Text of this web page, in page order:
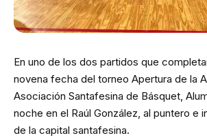
En uno de los dos partidos que
novena fecha del torneo Apertura de la
Asociación Santafesina de Básquet,
noche en el Raúl González, al puntero e
de la capital santafesina.